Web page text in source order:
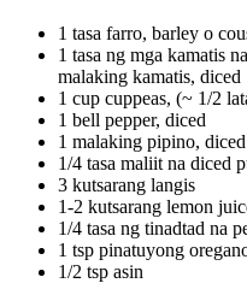
1 tasa farro, barley o
1 tasa ng mga kamatis
malaking kamatis, diced
1 cup cuppeas, (~ 1/2
1 bell pepper, diced
1 malaking pipino, diced
1/4 tasa maliit na diced
3 kutsarang langis
1-2 kutsarang lemon
1/4 tasa ng tinadtad na
1 tsp pinatuyong
1/2 tsp asin